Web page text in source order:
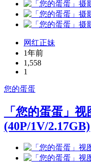
网红正妹
1年前
1,558
1
您的蛋蛋
「您的蛋蛋」
(40P/1V/2.17GB)